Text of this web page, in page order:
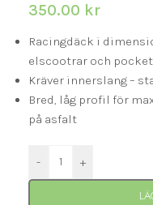
350.00 kr
Racingdäck i
elscootrar och
Kräver innerslang –
Bred, låg profil för
på asfalt
- +